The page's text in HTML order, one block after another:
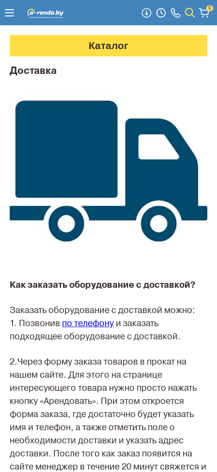
0
Каталог
Доставка
Как заказать оборудование с доставкой?
Заказать оборудование с доставкой можно:
1. Позвонив по телефону и заказать
подходящее оборудование с доставкой.
2.Через форму заказа товаров в прокат на
нашем сайте. Для этого на странице
интересующего товара нужно просто нажать
кнопку «Арендовать». При этом откроется
форма заказа, где достаточно будет указать
имя и телефон, а также отметить поле о
необходимости доставки и указать адрес
доставки. После того как заказ появится на
сайте менеджер в течение 20 минут свяжется и